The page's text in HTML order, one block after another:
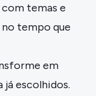
temas e
tempo que
em
escolhidos.